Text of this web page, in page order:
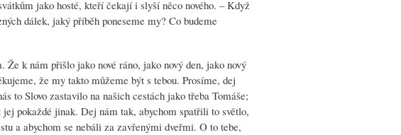
jako hosté, kteří čekají i slyší něco nového. – Když
dálek, jaký příběh poneseme my? Co budeme
k nám přišlo jako nové ráno, jako nový den, jako nový
že my takto můžeme být s tebou. Prosíme, dej
to Slovo zastavilo na našich cestách jako třeba Tomáše;
pokaždé jinak. Dej nám tak, abychom spatřili to světlo,
a abychom se nebáli za zavřenými dveřmi. O to tebe,